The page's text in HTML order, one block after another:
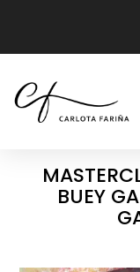
BUEY